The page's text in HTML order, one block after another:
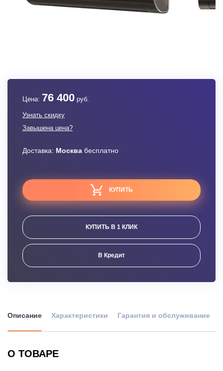
Цена: 76 400 руб.
Узнать скидку
Завышена цена?
Доставка: Москва бесплатно
КУПИТЬ
КУПИТЬ В 1 КЛИК
В Кредит
Описание Характеристики Гарантия и обслуживание
О ТОВАРЕ